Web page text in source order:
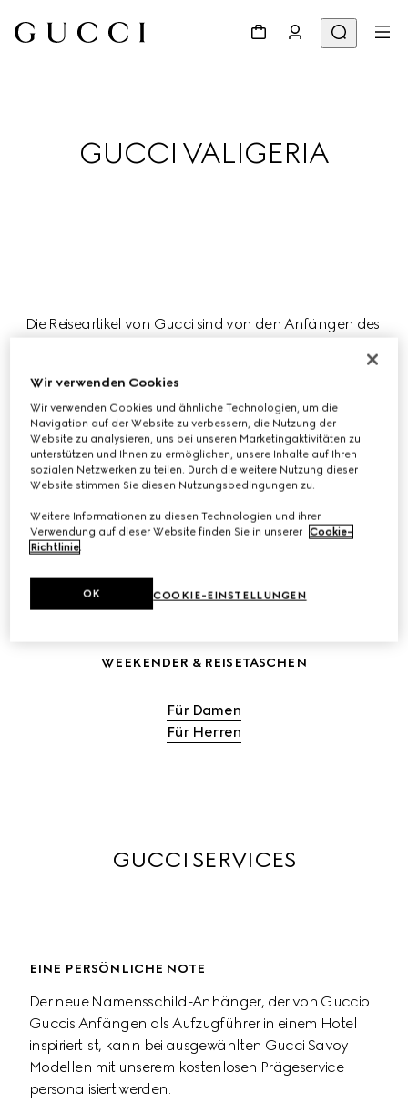
GUCCI VALIGERIA
Die Reiseartikel von Gucci sind von den Anfängen des
erweisen sich in dieser Saison als ideale Begleiter für
Reisen voller Freude und Leichtigkeit.
REISETASCHEN FÜR DAMEN KAUFEN
REISETASCHEN FÜR HERREN KAUFEN
WEEKENDER & REISETASCHEN
Für Damen
Für Herren
GUCCI SERVICES
EINE PERSÖNLICHE NOTE
Der neue Namensschild-Anhänger, der von Guccio
Guccis Anfängen als Aufzugführer in einem Hotel
inspiriert ist, kann bei ausgewählten Gucci Savoy
Modellen mit unserem kostenlosen Prägeservice
personalisiert werden.
Wir verwenden Cookies
Wir verwenden Cookies und ähnliche Technologien, um die
Navigation auf der Website zu verbessern, die Nutzung der
Website zu analysieren, uns bei unseren Marketingaktivitäten zu
unterstützen und Ihnen zu ermöglichen, unsere Inhalte auf Ihren
sozialen Netzwerken zu teilen. Durch die weitere Nutzung dieser
Website stimmen Sie diesen Nutzungsbedingungen zu.
Weitere Informationen zu diesen Technologien und ihrer
Verwendung auf dieser Website finden Sie in unserer Cookie-
Richtlinie.
COOKIE-EINSTELLUNGEN
OK